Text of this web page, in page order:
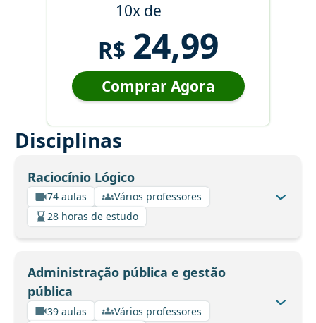
10x de
R$ 24,99
Comprar Agora
Disciplinas
Raciocínio Lógico
74 aulas
Vários professores
28 horas de estudo
Administração pública e gestão
pública
39 aulas
Vários professores